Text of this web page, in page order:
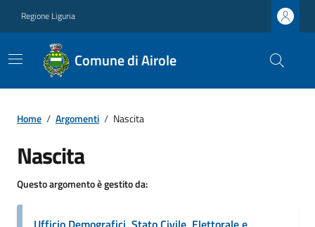
Regione Liguria
Comune di Airole
Home / Argomenti / Nascita
Nascita
Questo argomento è gestito da: